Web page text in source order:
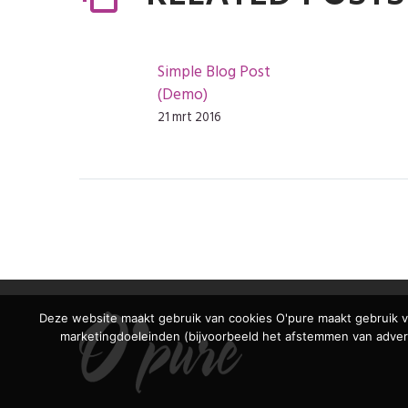
Simple Blog Post
(Demo)
21 mrt 2016
Deze website maakt gebruik van cookies O'pure maakt
marketingdoeleinden (bijvoorbeeld het afstemmen van